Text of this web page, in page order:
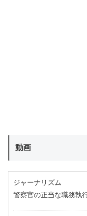
動画
ジャーナリズム
警察官の正当な職務執